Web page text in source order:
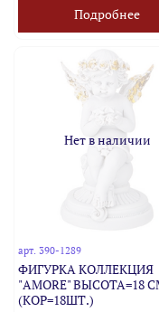
Подробнее
Нет в наличии
арт.390-1289
ФИГУРКА КОЛЛЕКЦИЯ
"AMORE" ВЫСОТА=18
(КОР=18ШТ.)